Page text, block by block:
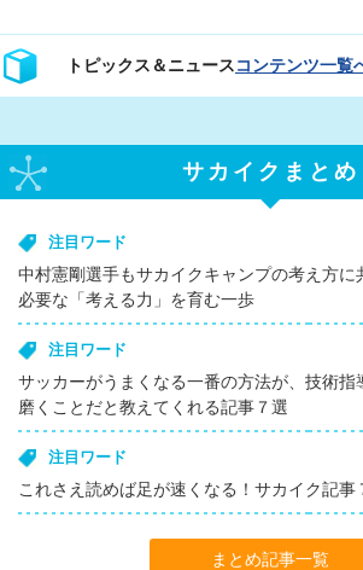
トピックス＆ニュースコンテンツ一覧
サカイクまとめ
注目ワード
中村憲剛選手もサカイクキャンプの考え方
必要な「考える力」を育む一歩
注目ワード
サッカーがうまくなる一番の方法が、技術指
磨くことだと教えてくれる記事７選
注目ワード
これさえ読めば足が速くなる！サカイク記事
まとめ記事一覧